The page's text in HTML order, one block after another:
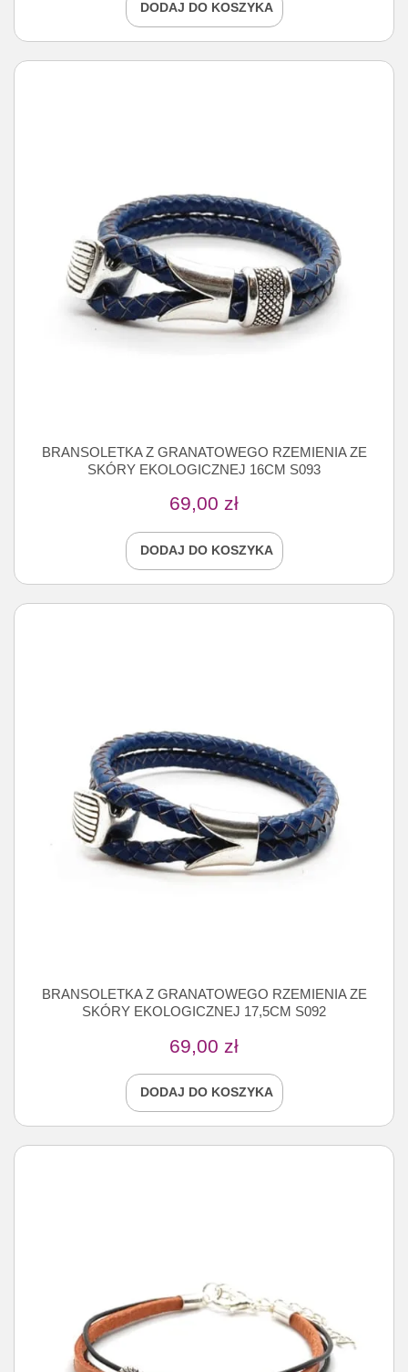
DODAJ DO KOSZYKA
BRANSOLETKA Z GRANATOWEGO RZEMIENIA ZE
SKÓRY EKOLOGICZNEJ 16CM S093
69,00 zł
DODAJ DO KOSZYKA
BRANSOLETKA Z GRANATOWEGO RZEMIENIA ZE
SKÓRY EKOLOGICZNEJ 17,5CM S092
69,00 zł
DODAJ DO KOSZYKA